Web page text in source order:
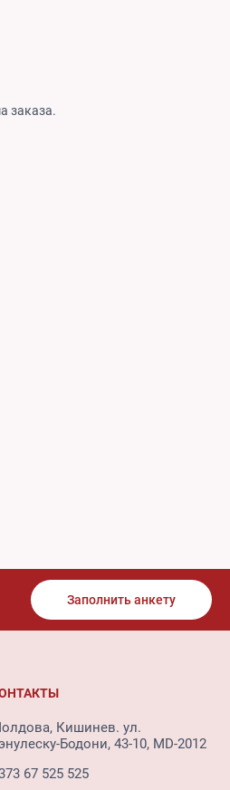
заказа.
Заполнить анкету
Кишинев. ул.
Бодони, 43-10, MD-2012
67 525 525